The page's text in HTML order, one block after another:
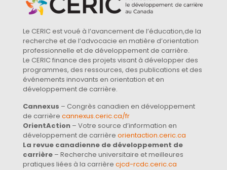
Le CERIC est voué à l’avancement de l’éducation,de la
recherche et de l’advocacie en matière d’orientation
professionnelle et de développement de carrière.
Le CERIC finance des projets visant à développer des
programmes, des ressources, des publications et des
événements innovants en orientation et en
développement de carrière.
Cannexus – Congrès canadien en développement
de carrière cannexus.ceric.ca/fr
OrientAction – Votre source d’information en
développement de carrière orientaction.ceric.ca
La revue canadienne de développement de
carrière – Recherche universitaire et meilleures
pratiques liées à la carrière cjcd-rcdc.ceric.ca